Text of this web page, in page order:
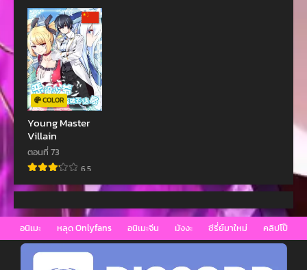
COLOR
Young Master
Villain
ตอนที่ 73
6.5
อนิเมะ หลุด Onlyfans อนิเมะจีน มังงะ ซีรี่ย์มาใหม่ คลิปโป๊